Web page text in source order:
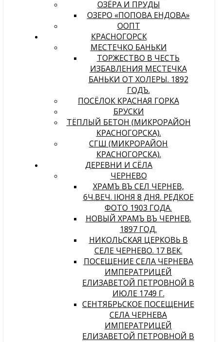
ОЗЁРА И ПРУДЫ
ОЗЕРО «ПОПОВА ЕНДОВА»
ООПТ
КРАСНОГОРСК
МЕСТЕЧКО БАНЬКИ
ТОРЖЕСТВО В ЧЕСТЬ
ИЗБАВЛЕНИЯ МЕСТЕЧКА
БАНЬКИ ОТ ХОЛЕРЫ. 1892
ГОДЪ.
ПОСЁЛОК КРАСНАЯ ГОРКА
БРУСКИ
ТЁПЛЫЙ БЕТОН (МИКРОРАЙОН
КРАСНОГОРСКА).
СГШ (МИКРОРАЙОН
КРАСНОГОРСКА).
ДЕРЕВНИ И СЁЛА
ЧЕРНЕВО
ХРАМЪ ВЪ СЕЛѢ ЧЕРНЕВѢ,
6Ч.ВЕЧ. IЮНЯ 8 ДНЯ. РЕДКОЕ
ФОТО 1903 ГОДА.
НОВЫЙ ХРАМЪ ВЪ ЧЕРНЕВѢ.
1897 ГОД.
НИКОЛЬСКАЯ ЦЕРКОВЬ В
СЕЛЕ ЧЕРНЕВО. 17 ВЕК.
ПОСЕЩЕНИЕ СЕЛА ЧЕРНЕВА
ИМПЕРАТРИЦЕЙ
ЕЛИЗАВЕТОЙ ПЕТРОВНОЙ В
ИЮЛЕ 1749 Г.
СЕНТЯБРЬСКОЕ ПОСЕЩЕНИЕ
СЕЛА ЧЕРНЕВА
ИМПЕРАТРИЦЕЙ
ЕЛИЗАВЕТОЙ ПЕТРОВНОЙ В